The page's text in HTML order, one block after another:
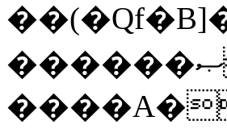
��(�Qf�B]
������ޞ��ϟak��r��_39$�8�p���7�2�yIZ�R��x��/